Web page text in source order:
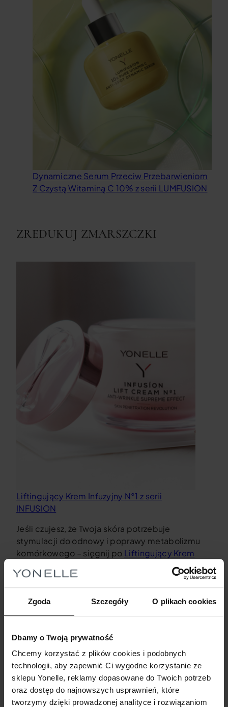
Zgoda Szczegóły O plikach cookies
Dbamy o Twoją prywatność
Chcemy korzystać z plików cookies i podobnych
technologii, aby zapewnić Ci wygodne korzystanie ze
sklepu Yonelle, reklamy dopasowane do Twoich potrzeb
oraz dostęp do najnowszych usprawnień, które
tworzymy dzięki prowadzonej analityce i rozwiązaniom
Dynamiczne Serum Przeciw Przebarwieniom
Z Czystą Witaminą C 10% z serii LUMFUSION
ZREDUKUJ ZMARSZCZKI
Liftingujący Krem Infuzyjny N°1 z serii
INFUSION
Jeśli czujesz, że Twoja skóra potrzebuje
stymulacji do odnowy i poprawy metabolizmu
komórkowego – sięgnij po Liftingujący Krem
stosować cały rok dzięki użyciu technologii
NANODYSKÓW™, wiele osób intuicyjnie sięga
kolagenu i elastyny, dzięki czemuskóra
odzyskuje swoją jędrność, gęstość, a
zmarszczki ulegają widocznemu spłyceniu.